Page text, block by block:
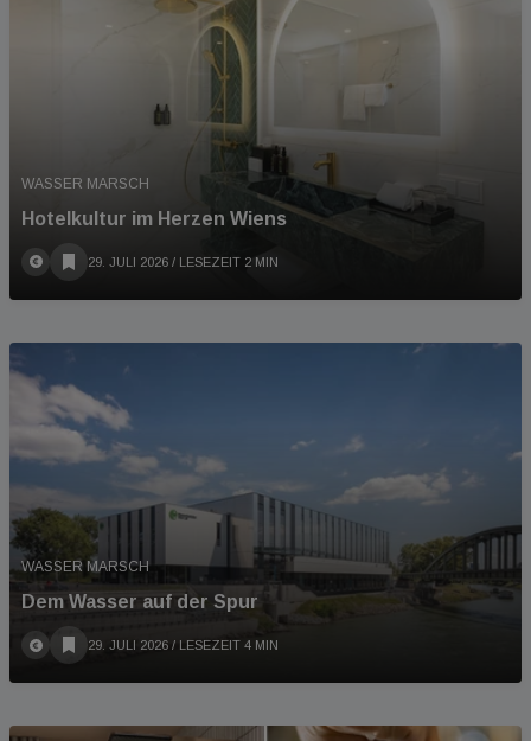
WASSER MARSCH
Hotelkultur im Herzen Wiens
29. JULI 2026 / LESEZEIT 2 MIN
WASSER MARSCH
Dem Wasser auf der Spur
29. JULI 2026 / LESEZEIT 4 MIN